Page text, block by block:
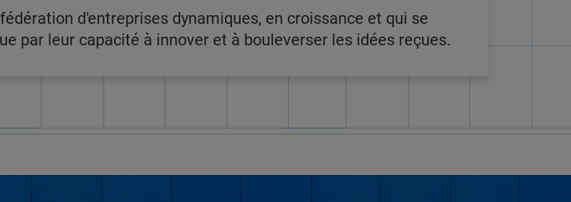
d'entreprises dynamiques, en croissance et qui se
par leur capacité à innover et à bouleverser les idées reçues.